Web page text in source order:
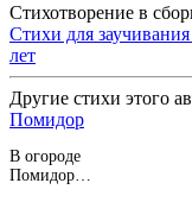
Стихотворение в
Стихи для
лет
Другие стихи этого
Помидор
В огороде
Помидор…